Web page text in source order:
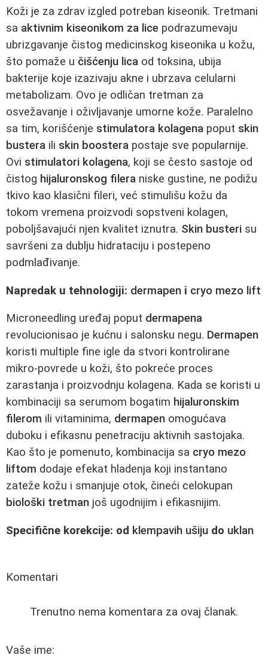
Koži je za zdrav izgled potreban kiseonik. Tretmani
sa aktivnim kiseonikom za lice podrazumevaju
ubrizgavanje čistog medicinskog kiseonika u kožu,
što pomaže u čišćenju lica od toksina, ubija
bakterije koje izazivaju akne i ubrzava celularni
metabolizam. Ovo je odličan tretman za
osvežavanje i oživljavanje umorne kože. Paralelno
sa tim, korišćenje stimulatora kolagena poput skin
bustera ili skin boostera postaje sve popularnije.
Ovi stimulatori kolagena, koji se često sastoje od
čistog hijaluronskog filera niske gustine, ne podižu
tkivo kao klasični fileri, već stimulišu kožu da
tokom vremena proizvodi sopstveni kolagen,
poboljšavajući njen kvalitet iznutra. Skin busteri su
savršeni za dublju hidrataciju i postepeno
podmlađivanje.
Napredak u tehnologiji: dermapen i cryo mezo lift
Microneedling uređaj poput dermapena
revolucionisao je kućnu i salonsku negu. Dermapen
koristi multiple fine igle da stvori kontrolirane
mikro-povrede u koži, što pokreće proces
zarastanja i proizvodnju kolagena. Kada se koristi u
kombinaciji sa serumom bogatim hijaluronskim
filerom ili vitaminima, dermapen omogućava
duboku i efikasnu penetraciju aktivnih sastojaka.
Kao što je pomenuto, kombinacija sa cryo mezo
liftom dodaje efekat hladenja koji instantano
zateže kožu i smanjuje otok, čineći celokupan
biološki tretman još ugodnijim i efikasnijim.
Specifične korekcije: od klempavih ušiju do uklan
Komentari
Trenutno nema komentara za ovaj članak.
Vaše ime: